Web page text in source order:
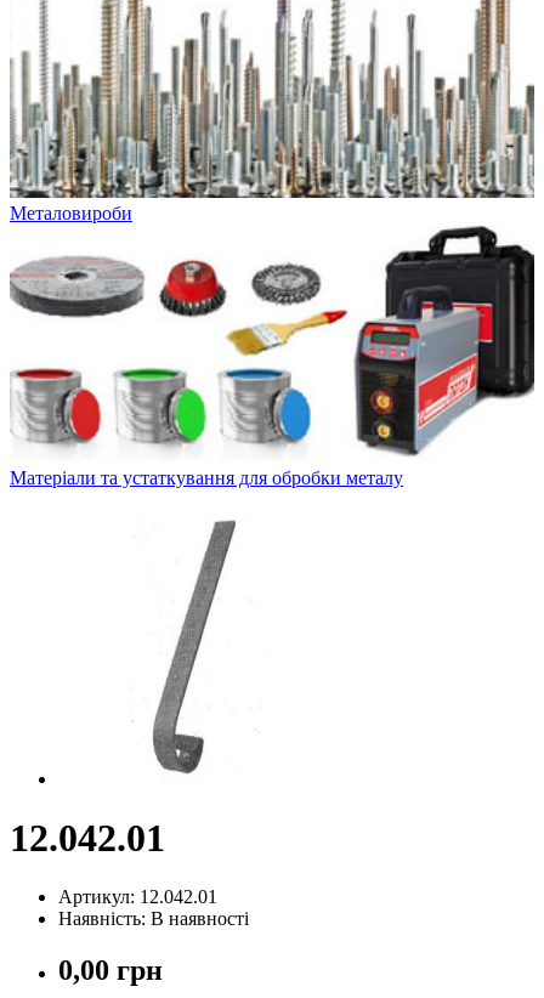
Металовироби
Матеріали та устаткування для обробки металу
12.042.01
Артикул: 12.042.01
Наявність: В наявності
0,00 грн